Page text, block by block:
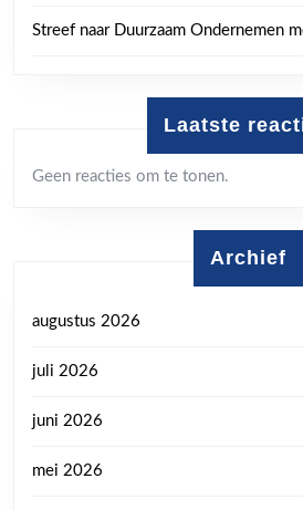
Streef naar Duurzaam Ondernemen
Laatste
Geen reacties om te tonen.
Archief
augustus 2026
juli 2026
juni 2026
mei 2026